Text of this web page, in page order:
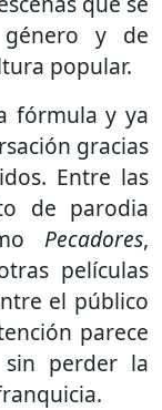
y de
popular.
fórmula y ya
gracias
Entre las
de parodia
Pecadores,
películas
el público
parece
sin perder la